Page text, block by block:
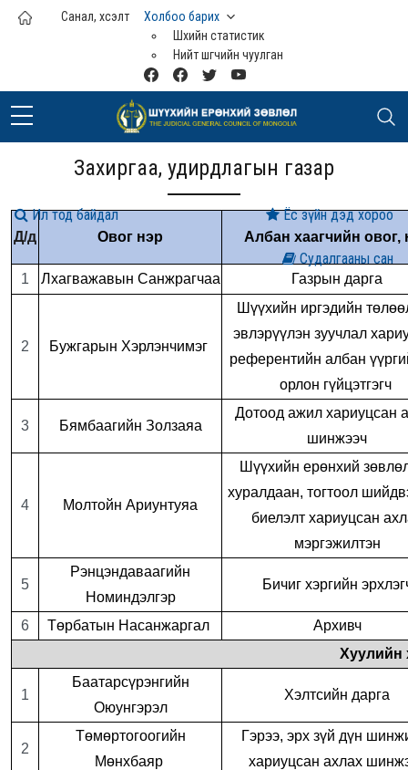
Үндсэн агуулга руу шилжих
Санал, хүсэлт
Холбоо барих
Шүүхийн статистик
Нийт шүүгчийн чуулган
Захиргаа, удирдлагын газар
Д/д Овог нэр Албан хаагчийн овог,
1 Лхагважавын Санжрагчаа Газрын дарга
2 Бужгарын Хэрлэнчимэг
Шүүхийн иргэдийн
эвлэрүүлэн зуучлал
референтийн албан
орлон гүйцэтгэгч
3 Бямбаагийн Золзаяа
Дотоод ажил хариуцсан
шинжээч
4 Молтойн Ариунтуяа
Шүүхийн ерөнхий
хуралдаан, тогтоол
биелэлт хариуцсан
мэргэжилтэн
5
Рэнцэндаваагийн
Номиндэлгэр
Бичиг хэргийн
6 Төрбатын Насанжаргал
Архивч
Хуулийн
1
Баатарсүрэнгийн
Оюунгэрэл
Хэлтсийн дарга
2
Төмөртогоогийн
Мөнхбаяр
Гэрээ, эрх зүй дүн
хариуцсан ахлах
Судалгааны сан
Ёс зүйн дэд хороо
Ил тод байдал